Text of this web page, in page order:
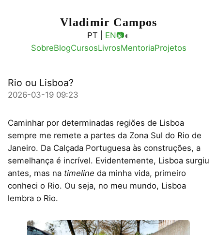
Vladimir Campos
PT | EN📷◐
SobreBlogCursosLivrosMentoriaProjetos
Rio ou Lisboa?
2026-03-19 09:23
Caminhar por determinadas regiões de Lisboa
sempre me remete a partes da Zona Sul do Rio de
Janeiro. Da Calçada Portuguesa às construções, a
semelhança é incrível. Evidentemente, Lisboa surgiu
antes, mas na timeline da minha vida, primeiro
conheci o Rio. Ou seja, no meu mundo, Lisboa
lembra o Rio.